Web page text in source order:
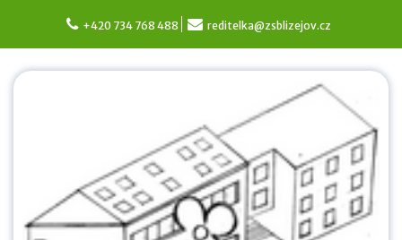
content
+420 734 768 488 reditelka@zsblizejov.cz